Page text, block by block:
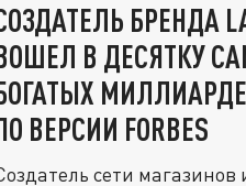
БРЕНДА
В ДЕСЯТКУ
ВЕРСИИ FORBES
сети магазинов